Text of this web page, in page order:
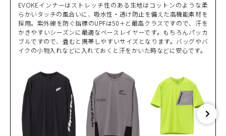
EVOKEインナーはストレッチ性のある生地はコットンのような柔
らかいタッチの風合いに、吸水性・透け防止を備えた高機能素材を
採用。紫外線を防ぐ指標のUPFは50＋と最高クラスですので、汗を
かきやすいシーズンに最適なベースレイヤーです。もちろんパッカ
ブルですので、畳むと携帯しやすいサイズとなります。バッグやバ
イクの小物入れなどに入れておくと汗をかいた時などに安心です。